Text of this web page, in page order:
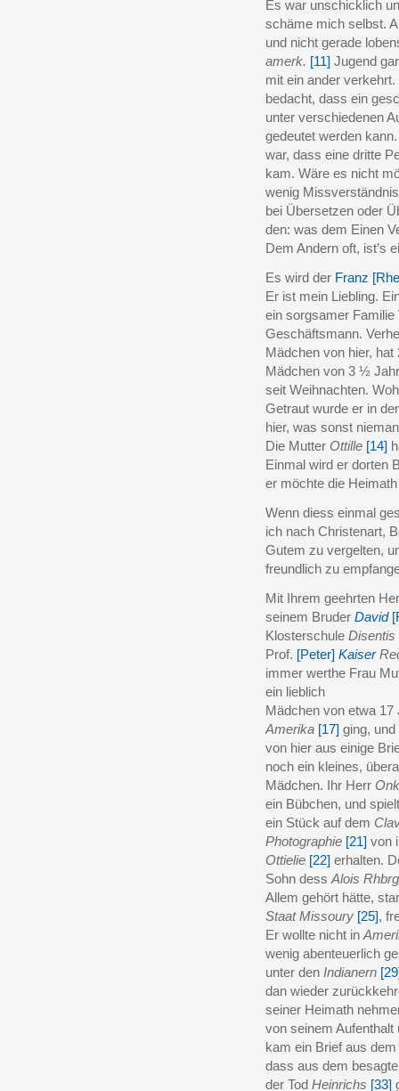
Es war unschicklich
schäme mich selbst.
und nicht gerade
amerk. [11] Jugend
mit ein ander
bedacht, dass ein
unter verschiedenen
gedeutet werden
war, dass eine dritte
kam. Wäre es nicht
wenig
bei Übersetzen oder
den: was dem Einen
Dem Andern oft, ist’s
Es wird der Franz
Er ist mein Liebling.
ein sorgsamer Familie
Geschäftsmann.
Mädchen von hier, hat
Mädchen von 3 ½
seit Weihnachten.
Getraut wurde er in
hier, was sonst
Die Mutter Ottille [14]
Einmal wird er dorten
er möchte die
Wenn diess einmal
ich nach Christenart,
Gutem zu vergelten,
freundlich zu
Mit Ihrem geehrten
seinem Bruder David
Klosterschule Disentis
Prof. [Peter] Kaiser
immer werthe Frau
ein lieblich
Mädchen von etwa
Amerika [17] ging,
von hier aus einige
noch ein kleines,
Mädchen. Ihr Herr
ein Bübchen, und
ein Stück auf dem
Photographie [21] von
Ottielie [22] erhalten.
Sohn dess Alois
Allem gehört hätte,
Staat Missoury [25],
Er wollte nicht in
wenig abenteuerlich
unter den Indianern
dan wieder
seiner Heimath
von seinem Aufenthalt
kam ein Brief aus
dass aus dem
der Tod Heinrichs [33]